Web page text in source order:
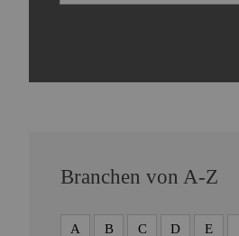
Branchen von A-Z
A B C D E